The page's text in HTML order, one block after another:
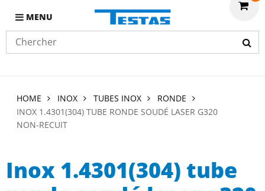
MENU
HOME INOX TUBES INOX
RONDE
INOX 1.4301(304) TUBE RONDE SOUDÉ LASER G320
NON-RECUIT
Inox 1.4301(304) tube